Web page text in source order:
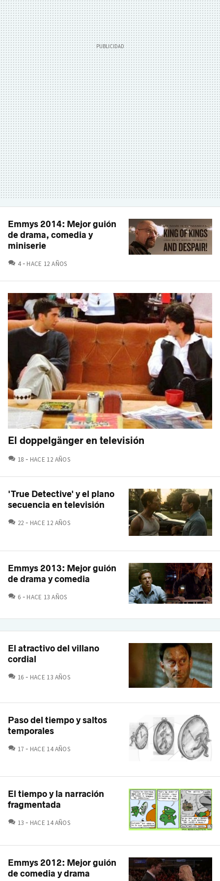
Emmys 2014: Mejor guión
de drama, comedia y
miniserie
4 COMENTARIOS
HACE 12 AÑOS
El doppelgänger en televisión
18 COMENTARIOS
HACE 12 AÑOS
'True Detective' y el plano
secuencia en televisión
22 COMENTARIOS
HACE 12 AÑOS
Emmys 2013: Mejor guión
de drama y comedia
6 COMENTARIOS
HACE 13 AÑOS
El atractivo del villano
cordial
16 COMENTARIOS
HACE 13 AÑOS
Paso del tiempo y saltos
temporales
17 COMENTARIOS
HACE 14 AÑOS
El tiempo y la narración
fragmentada
13 COMENTARIOS
HACE 14 AÑOS
Emmys 2012: Mejor guión
de comedia y drama